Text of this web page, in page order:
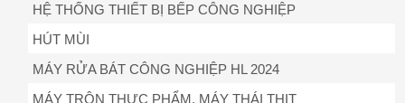
HỆ THỐNG THIẾT BỊ BẾP CÔNG NGHIỆP
HÚT MÙI
MÁY RỬA BÁT CÔNG NGHIỆP HL 2024
MÁY TRỘN THỰC PHẨM, MÁY THÁI THỊT